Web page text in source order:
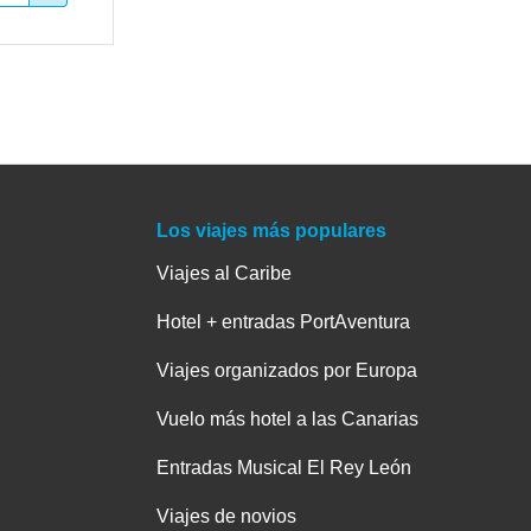
Los viajes más populares
Viajes al Caribe
Hotel + entradas PortAventura
Viajes organizados por Europa
Vuelo más hotel a las Canarias
Entradas Musical El Rey León
Viajes de novios